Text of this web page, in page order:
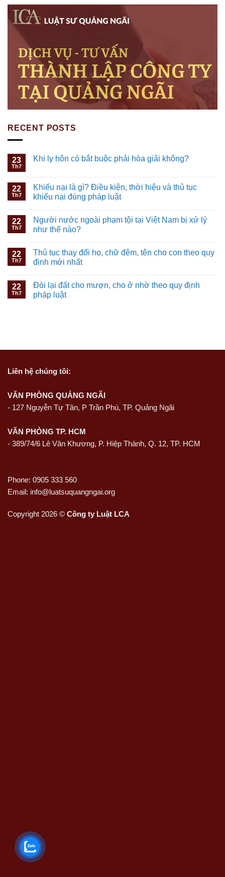
RECENT POSTS
23
Th7
Khi ly hôn có bắt buộc phải hòa giải không?
22
Th7
Khiếu nại là gì? Điều kiện, thời hiệu và thủ tục
khiếu nại đúng pháp luật
22
Th7
Người nước ngoài phạm tội tại Việt Nam bị xử lý
như thế nào?
22
Th7
Thủ tục thay đổi họ, chữ đệm, tên cho con theo quy
định mới nhất
22
Th7
Đòi lại đất cho mượn, cho ở nhờ theo quy định
pháp luật
Liên hệ chúng tôi:
VĂN PHÒNG QUẢNG NGÃI
- 127 Nguyễn Tự Tân, P Trần Phú, TP. Quảng Ngãi
VĂN PHÒNG TP. HCM
- 389/74/6 Lê Văn Khương, P. Hiệp Thành, Q. 12, TP. HCM
Phone: 0905 333 560
Email: info@luatsuquangngai.org
Copyright 2026 © Công ty Luật LCA